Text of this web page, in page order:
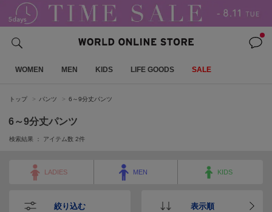
WOMEN MEN KIDS LIFE GOODS SALE
トップ パンツ 6～9分丈パンツ
6～9分丈パンツ
検索結果 ： アイテム数 2件
LADIES MEN KIDS
絞り込む 表示順